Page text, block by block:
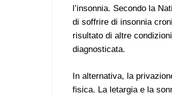
l’insonnia. Secondo la
di soffrire di insonnia
risultato di altre
diagnosticata.
In alternativa, la
fisica. La letargia e la